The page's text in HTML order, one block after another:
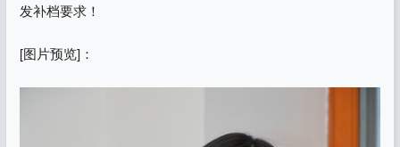
发补档要求！
[图片预览]：